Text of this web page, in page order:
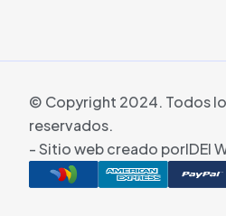
© Copyright 2024. Todos
reservados.
- Sitio web creado porIDEI